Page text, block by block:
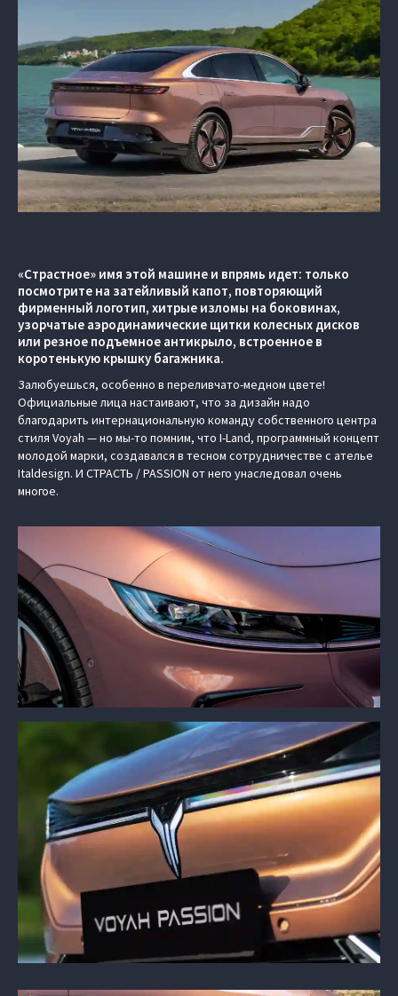
«Страстное» имя этой машине и впрямь идет: только
посмотрите на затейливый капот, повторяющий
фирменный логотип, хитрые изломы на боковинах,
узорчатые аэродинамические щитки колесных дисков
или резное подъемное антикрыло, встроенное в
коротенькую крышку багажника.
Залюбуешься, особенно в переливчато-медном цвете!
Официальные лица настаивают, что за дизайн надо
благодарить интернациональную команду собственного центра
стиля Voyah — но мы-то помним, что I-Land, программный концепт
молодой марки, создавался в тесном сотрудничестве с ателье
Italdesign. И СТРАСТЬ / PASSION от него унаследовал очень
многое.